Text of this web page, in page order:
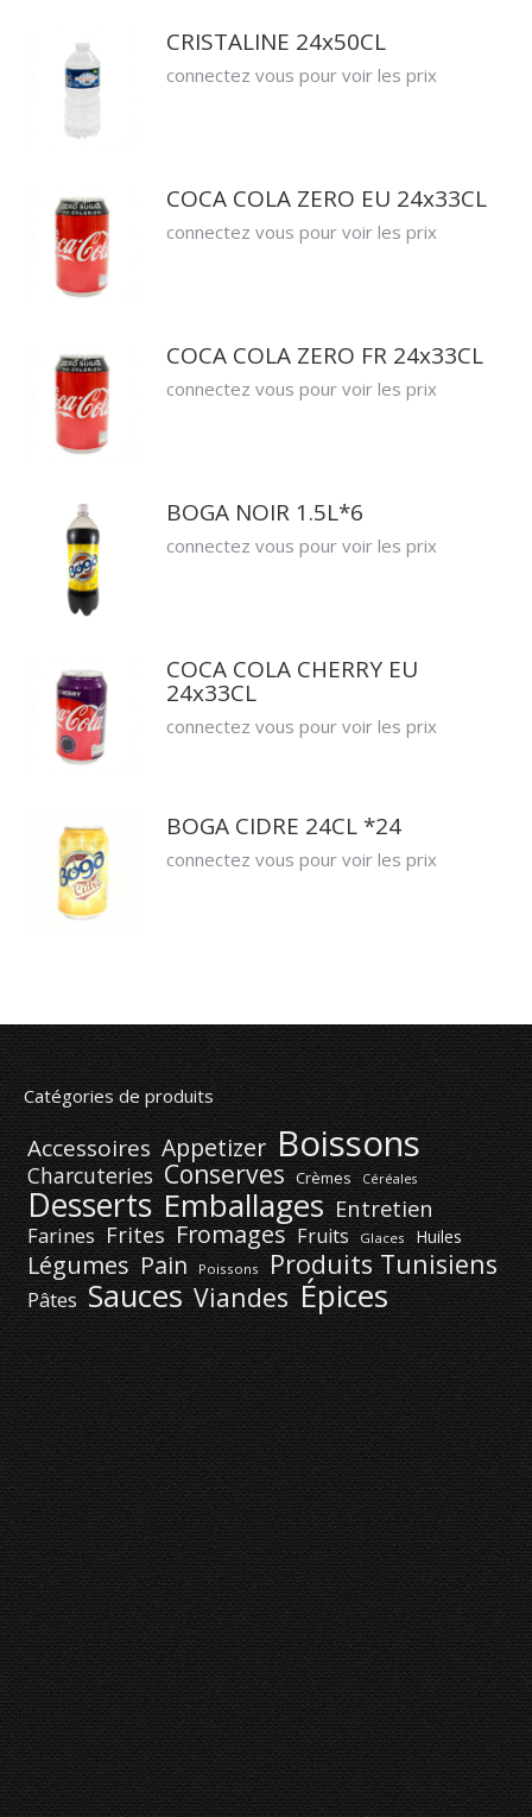
CRISTALINE 24x50CL
connectez vous pour voir les prix
COCA COLA ZERO EU 24x33CL
connectez vous pour voir les prix
COCA COLA ZERO FR 24x33CL
connectez vous pour voir les prix
BOGA NOIR 1.5L*6
connectez vous pour voir les prix
COCA COLA CHERRY EU
24x33CL
connectez vous pour voir les prix
BOGA CIDRE 24CL *24
connectez vous pour voir les prix
Catégories de produits
Accessoires Appetizer Boissons
Charcuteries Conserves Crèmes Céréales
Desserts Emballages Entretien
Farines Frites Fromages Fruits Glaces Huiles
Légumes Pain Poissons Produits Tunisiens
Pâtes Sauces Viandes Épices